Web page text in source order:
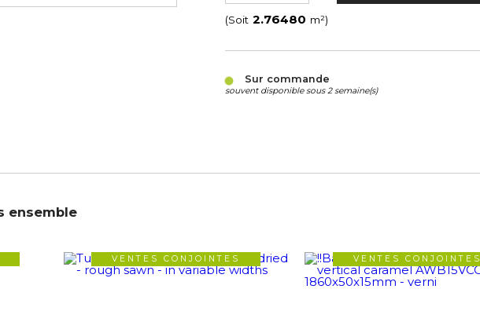
(Soit m²)
Sur commande
souvent disponible sous 2 semaine(s)
ensemble
VENTES CONJOINTES VENTES CONJOINTES